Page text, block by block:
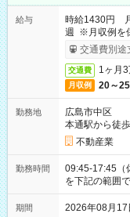
給与
時給1430円
週 ※月収例を
ービス利用可
交通費別途
交通費 1ヶ月
月収例 20～
勤務地
広島市中区
本通駅から徒
不動産業
勤務時間
09:45-17:45（
を下記の範囲
09:45～12:30
07:45
期間 2026年08月